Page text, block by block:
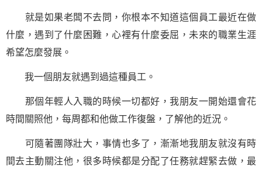
就是如果老闆不去問，你根本不知道這個員工最近在做
什麼，遇到了什麼困難，心裡有什麼委屈，未來的職業生涯
希望怎麼發展。
我一個朋友就遇到過這種員工。
那個年輕人入職的時候一切都好，我朋友一開始還會花
時間關照他，每周都和他做工作復盤，了解他的近況。
可隨著團隊壯大，事情也多了，漸漸地我朋友就沒有時
間去主動關注他，很多時候都是分配了任務就趕緊去做，最